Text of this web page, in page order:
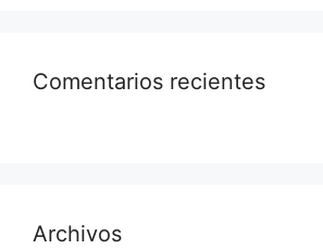
Comentarios recientes
Archivos